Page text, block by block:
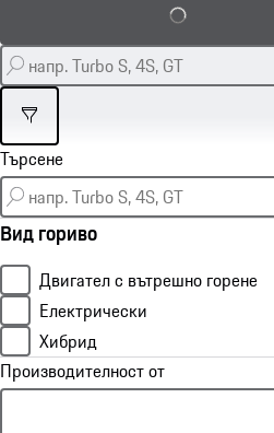
Зареждане на запазена
Филтър
Вид гориво
Двигател с вътрешно горене
Електрически
Хибрид
Производителност от